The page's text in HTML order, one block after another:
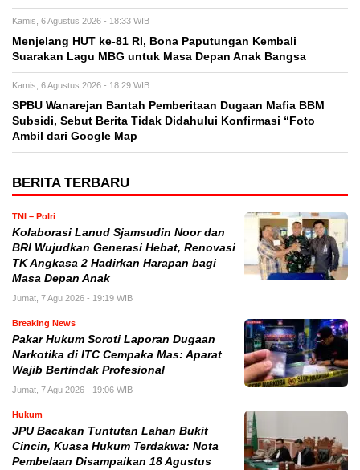
Kamis, 6 Agustus 2026 - 18:33 WIB
Menjelang HUT ke-81 RI, Bona Paputungan Kembali
Suarakan Lagu MBG untuk Masa Depan Anak Bangsa
Kamis, 6 Agustus 2026 - 18:29 WIB
SPBU Wanarejan Bantah Pemberitaan Dugaan Mafia BBM
Subsidi, Sebut Berita Tidak Didahului Konfirmasi “Foto
Ambil dari Google Map
BERITA TERBARU
TNI – Polri
Kolaborasi Lanud Sjamsudin Noor dan
BRI Wujudkan Generasi Hebat, Renovasi
TK Angkasa 2 Hadirkan Harapan bagi
Masa Depan Anak
Jumat, 7 Agu 2026 - 19:19 WIB
Breaking News
Pakar Hukum Soroti Laporan Dugaan
Narkotika di ITC Cempaka Mas: Aparat
Wajib Bertindak Profesional
Jumat, 7 Agu 2026 - 19:06 WIB
Hukum
JPU Bacakan Tuntutan Lahan Bukit
Cincin, Kuasa Hukum Terdakwa: Nota
Pembelaan Disampaikan 18 Agustus